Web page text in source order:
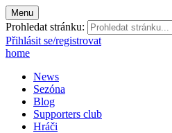
Menu
Prohledat stránku:
Přihlásit se/registrovat
home
News
Sezóna
Blog
Supporters club
Hráči